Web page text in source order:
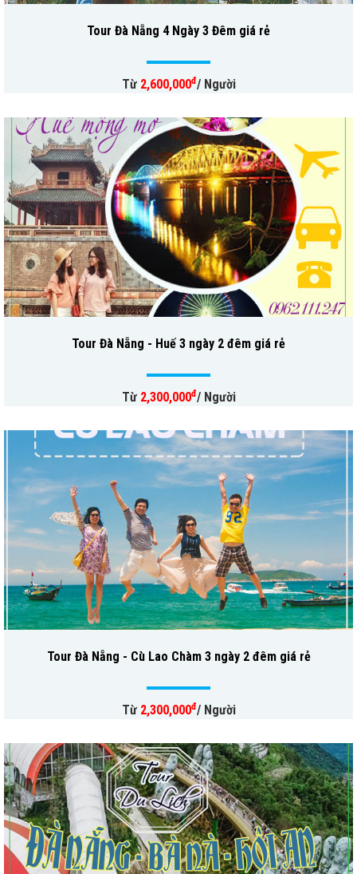
Tour Đà Nẵng 4 Ngày 3 Đêm giá rẻ
Từ 2,600,000đ/ Người
Tour Đà Nẵng - Huế 3 ngày 2 đêm giá rẻ
Từ 2,300,000đ/ Người
Tour Đà Nẵng - Cù Lao Chàm 3 ngày 2 đêm giá rẻ
Từ 2,300,000đ/ Người